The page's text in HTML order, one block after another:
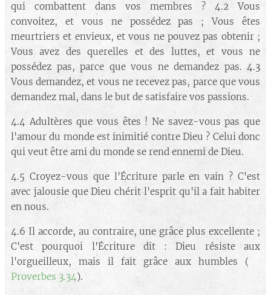
qui combattent dans vos membres ? 4.2 Vous
convoitez, et vous ne possédez pas ; Vous êtes
meurtriers et envieux, et vous ne pouvez pas obtenir ;
Vous avez des querelles et des luttes, et vous ne
possédez pas, parce que vous ne demandez pas. 4.3
Vous demandez, et vous ne recevez pas, parce que vous
demandez mal, dans le but de satisfaire vos passions.
4.4 Adultères que vous êtes ! Ne savez-vous pas que
l'amour du monde est inimitié contre Dieu ? Celui donc
qui veut être ami du monde se rend ennemi de Dieu.
4.5 Croyez-vous que l'Écriture parle en vain ? C'est
avec jalousie que Dieu chérit l'esprit qu'il a fait habiter
en nous.
4.6 Il accorde, au contraire, une grâce plus excellente ;
C'est pourquoi l'Écriture dit : Dieu résiste aux
l'orgueilleux, mais il fait grâce aux humbles (➡️
Proverbes 3.34).